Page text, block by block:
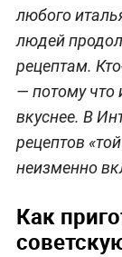
любого
людей
рецептам.
— потому что
вкуснее. В
рецептов
неизменно
Как